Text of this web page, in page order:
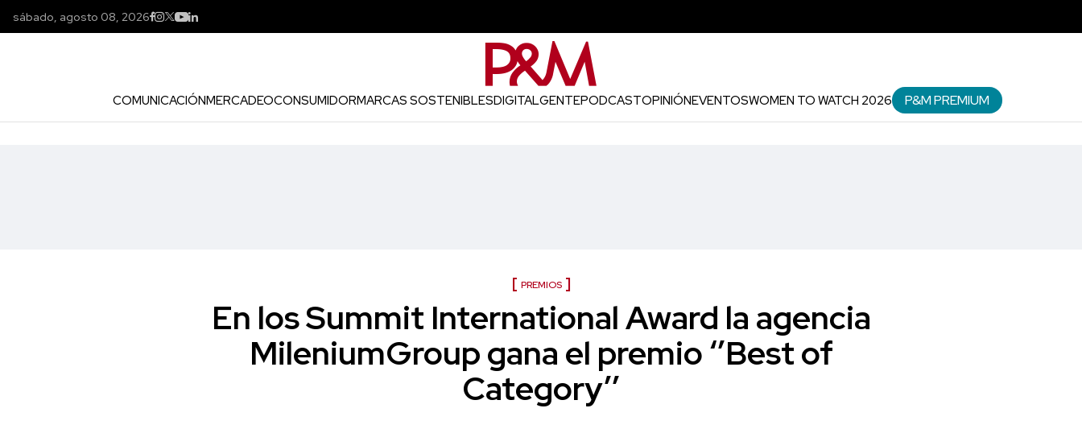
sábado, agosto 08, 2026
COMUNICACIÓNMERCADEOCONSUMIDORMARCAS SOSTENIBLESDIGITALGENTEPODCASTOPINIÓNEVENTOSWOMEN TO WATCH 2026 P&M PREMIUM
PREMIOS
En los Summit International Award la agencia
MileniumGroup gana el premio ‘’Best of
Category’’